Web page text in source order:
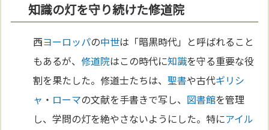
知識の灯を守り続けた修道院
西ヨーロッパの中世は「暗黒時代」と呼ばれること
もあるが、修道院はこの時代に知識を守る重要な役
割を果たした。修道士たちは、聖書や古代ギリシ
ャ ・ ローマの文献を手書きで写し、 図書館を管理
し、学問の灯を絶やさないようにした。特にアイル